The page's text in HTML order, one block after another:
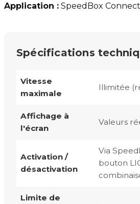
Application : SpeedBox Connect
Spécifications
Vitesse
maximale
Illimitée
Affichage à
l'écran
Valeurs
Activation /
désactivation
Via
bouton
Limite de